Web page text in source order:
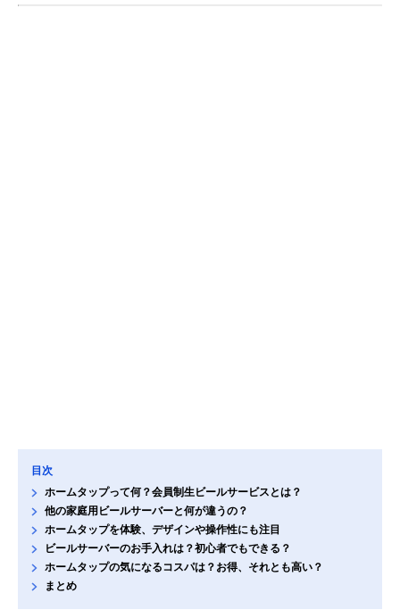
目次
ホームタップって何？会員制生ビールサービスとは？
他の家庭用ビールサーバーと何が違うの？
ホームタップを体験、デザインや操作性にも注目
ビールサーバーのお手入れは？初心者でもできる？
ホームタップの気になるコスパは？お得、それとも高い？
まとめ